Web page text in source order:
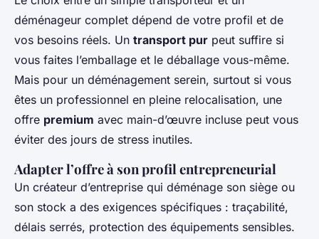
déménageur complet dépend de votre profil et de
vos besoins réels. Un transport pur peut suffire si
vous faites l’emballage et le déballage vous-même.
Mais pour un déménagement serein, surtout si vous
êtes un professionnel en pleine relocalisation, une
offre premium avec main-d’œuvre incluse peut vous
éviter des jours de stress inutiles.
Adapter l’offre à son profil entrepreneurial
Un créateur d’entreprise qui déménage son siège ou
son stock a des exigences spécifiques : traçabilité,
délais serrés, protection des équipements sensibles.